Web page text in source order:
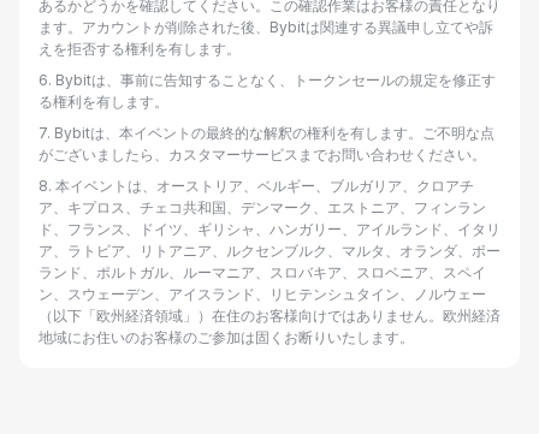
あるかどうかを確認してください。この確認作業はお客様の責任となり
ます。アカウントが削除された後、Bybitは関連する異議申し立てや訴
えを拒否する権利を有します。
6. Bybitは、事前に告知することなく、トークンセールの規定を修正す
る権利を有します。
7. Bybitは、本イベントの最終的な解釈の権利を有します。ご不明な点
がございましたら、カスタマーサービスまでお問い合わせください。
8. 本イベントは、オーストリア、ベルギー、ブルガリア、クロアチ
ア、キプロス、チェコ共和国、デンマーク、エストニア、フィンラン
ド、フランス、ドイツ、ギリシャ、ハンガリー、アイルランド、イタリ
ア、ラトビア、リトアニア、ルクセンブルク、マルタ、オランダ、ポー
ランド、ポルトガル、ルーマニア、スロバキア、スロベニア、スペイ
ン、スウェーデン、アイスランド、リヒテンシュタイン、ノルウェー
（以下「欧州経済領域」）在住のお客様向けではありません。欧州経済
地域にお住いのお客様のご参加は固くお断りいたします。